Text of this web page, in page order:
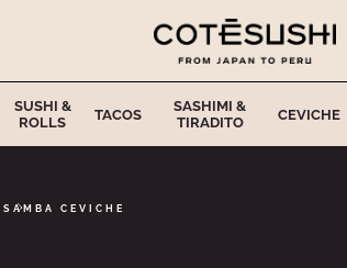
SUSHI &
ROLLS
TACOS
SASHIMI &
TIRADITO
CEVICHE
SAMBA CEVICHE